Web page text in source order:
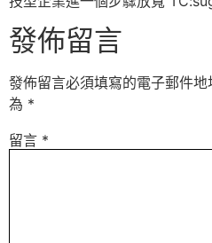
發佈留言
發佈留言必須填寫的電子郵件地
為 *
留言 *